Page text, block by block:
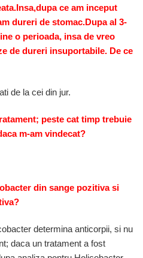
ce am inceput
dureri de stomac.Dupa al 3-
o perioada, insa de vreo
de dureri insuportabile. De ce
de la cei din jur.
peste cat timp trebuie
m-am vindecat?
din sange pozitiva si
determina anticorpii, si nu
daca un tratament a fost